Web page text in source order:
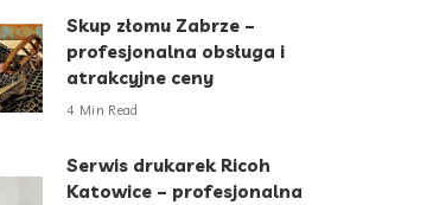
Skup złomu Zabrze –
profesjonalna obsługa i
atrakcyjne ceny
4 Min Read
Serwis drukarek Ricoh
Katowice – profesjonalna